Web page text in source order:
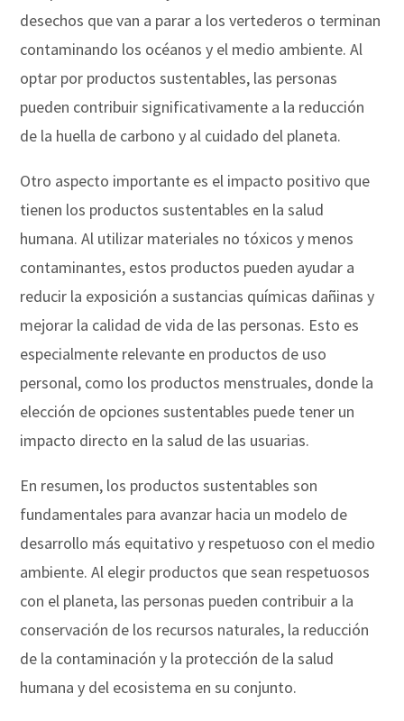
desechos que van a parar a los vertederos o terminan
contaminando los océanos y el medio ambiente. Al
optar por productos sustentables, las personas
pueden contribuir significativamente a la reducción
de la huella de carbono y al cuidado del planeta.
Otro aspecto importante es el impacto positivo que
tienen los productos sustentables en la salud
humana. Al utilizar materiales no tóxicos y menos
contaminantes, estos productos pueden ayudar a
reducir la exposición a sustancias químicas dañinas y
mejorar la calidad de vida de las personas. Esto es
especialmente relevante en productos de uso
personal, como los productos menstruales, donde la
elección de opciones sustentables puede tener un
impacto directo en la salud de las usuarias.
En resumen, los productos sustentables son
fundamentales para avanzar hacia un modelo de
desarrollo más equitativo y respetuoso con el medio
ambiente. Al elegir productos que sean respetuosos
con el planeta, las personas pueden contribuir a la
conservación de los recursos naturales, la reducción
de la contaminación y la protección de la salud
humana y del ecosistema en su conjunto.